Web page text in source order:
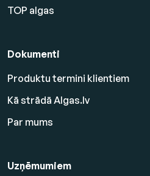
TOP algas
Dokumenti
Produktu termini klientiem
Kā strādā Algas.lv
Par mums
Uzņēmumiem